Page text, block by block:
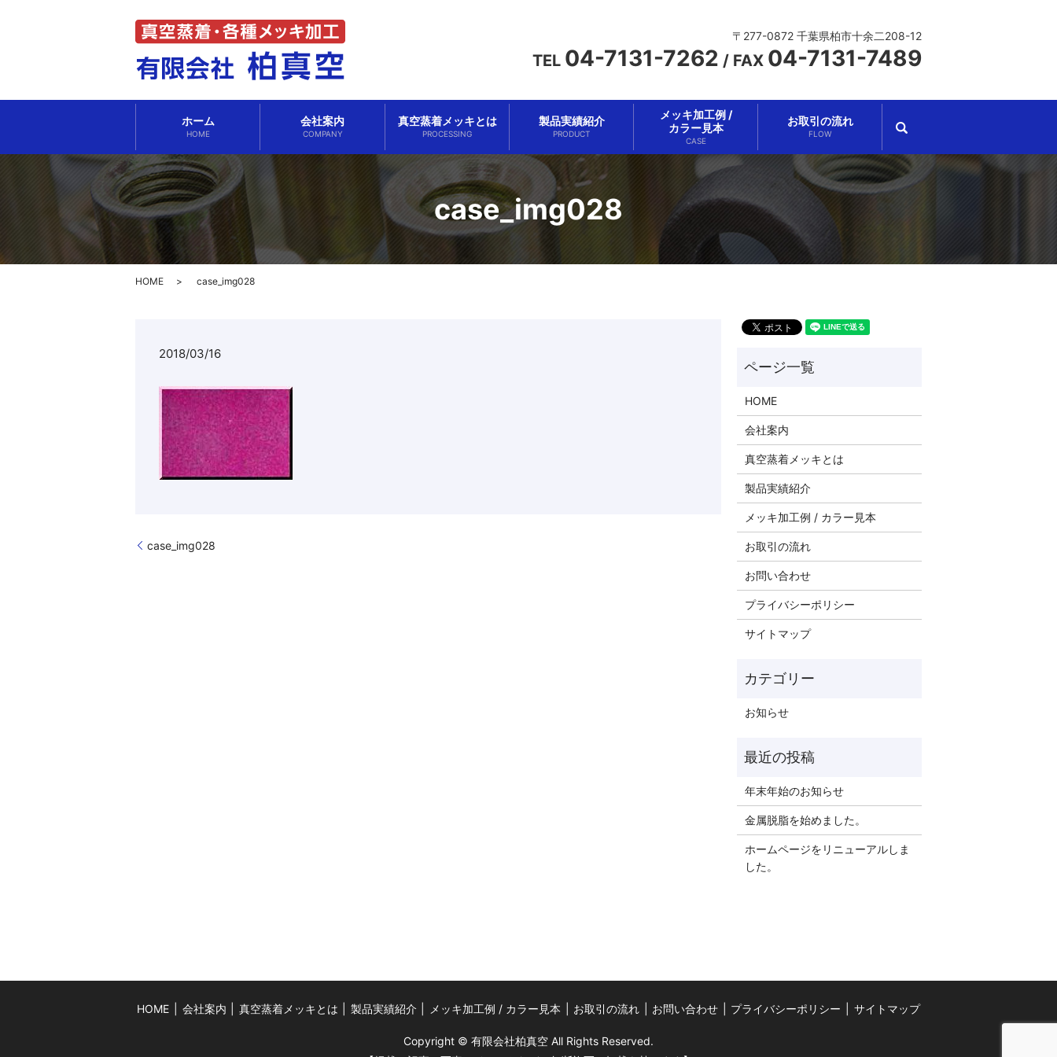
〒277-0872 千葉県柏市十余二208-12
TEL 04-7131-7262 / FAX 04-7131-7489
ホーム
HOME
会社案内
COMPANY
真空蒸着メッキとは
PROCESSING
製品実績紹介
PRODUCT
メッキ加工例 /
カラー見本
CASE
お取引の流れ
FLOW
case_img028
HOME case_img028
2018/03/16
case_img028
HOME
会社案内
真空蒸着メッキとは
製品実績紹介
メッキ加工例 / カラー見本
お取引の流れ
お問い合わせ
プライバシーポリシー
サイトマップ
お知らせ
年末年始のお知らせ
金属脱脂を始めました。
ホームページをリニューアルしま
した。
HOME 会社案内 真空蒸着メッキとは 製品実績紹介 メッキ加工例 / カラー見本 お取引の流れ お問い合わせ プライバシーポリシー サイトマップ
Copyright © 有限会社柏真空 All Rights Reserved.